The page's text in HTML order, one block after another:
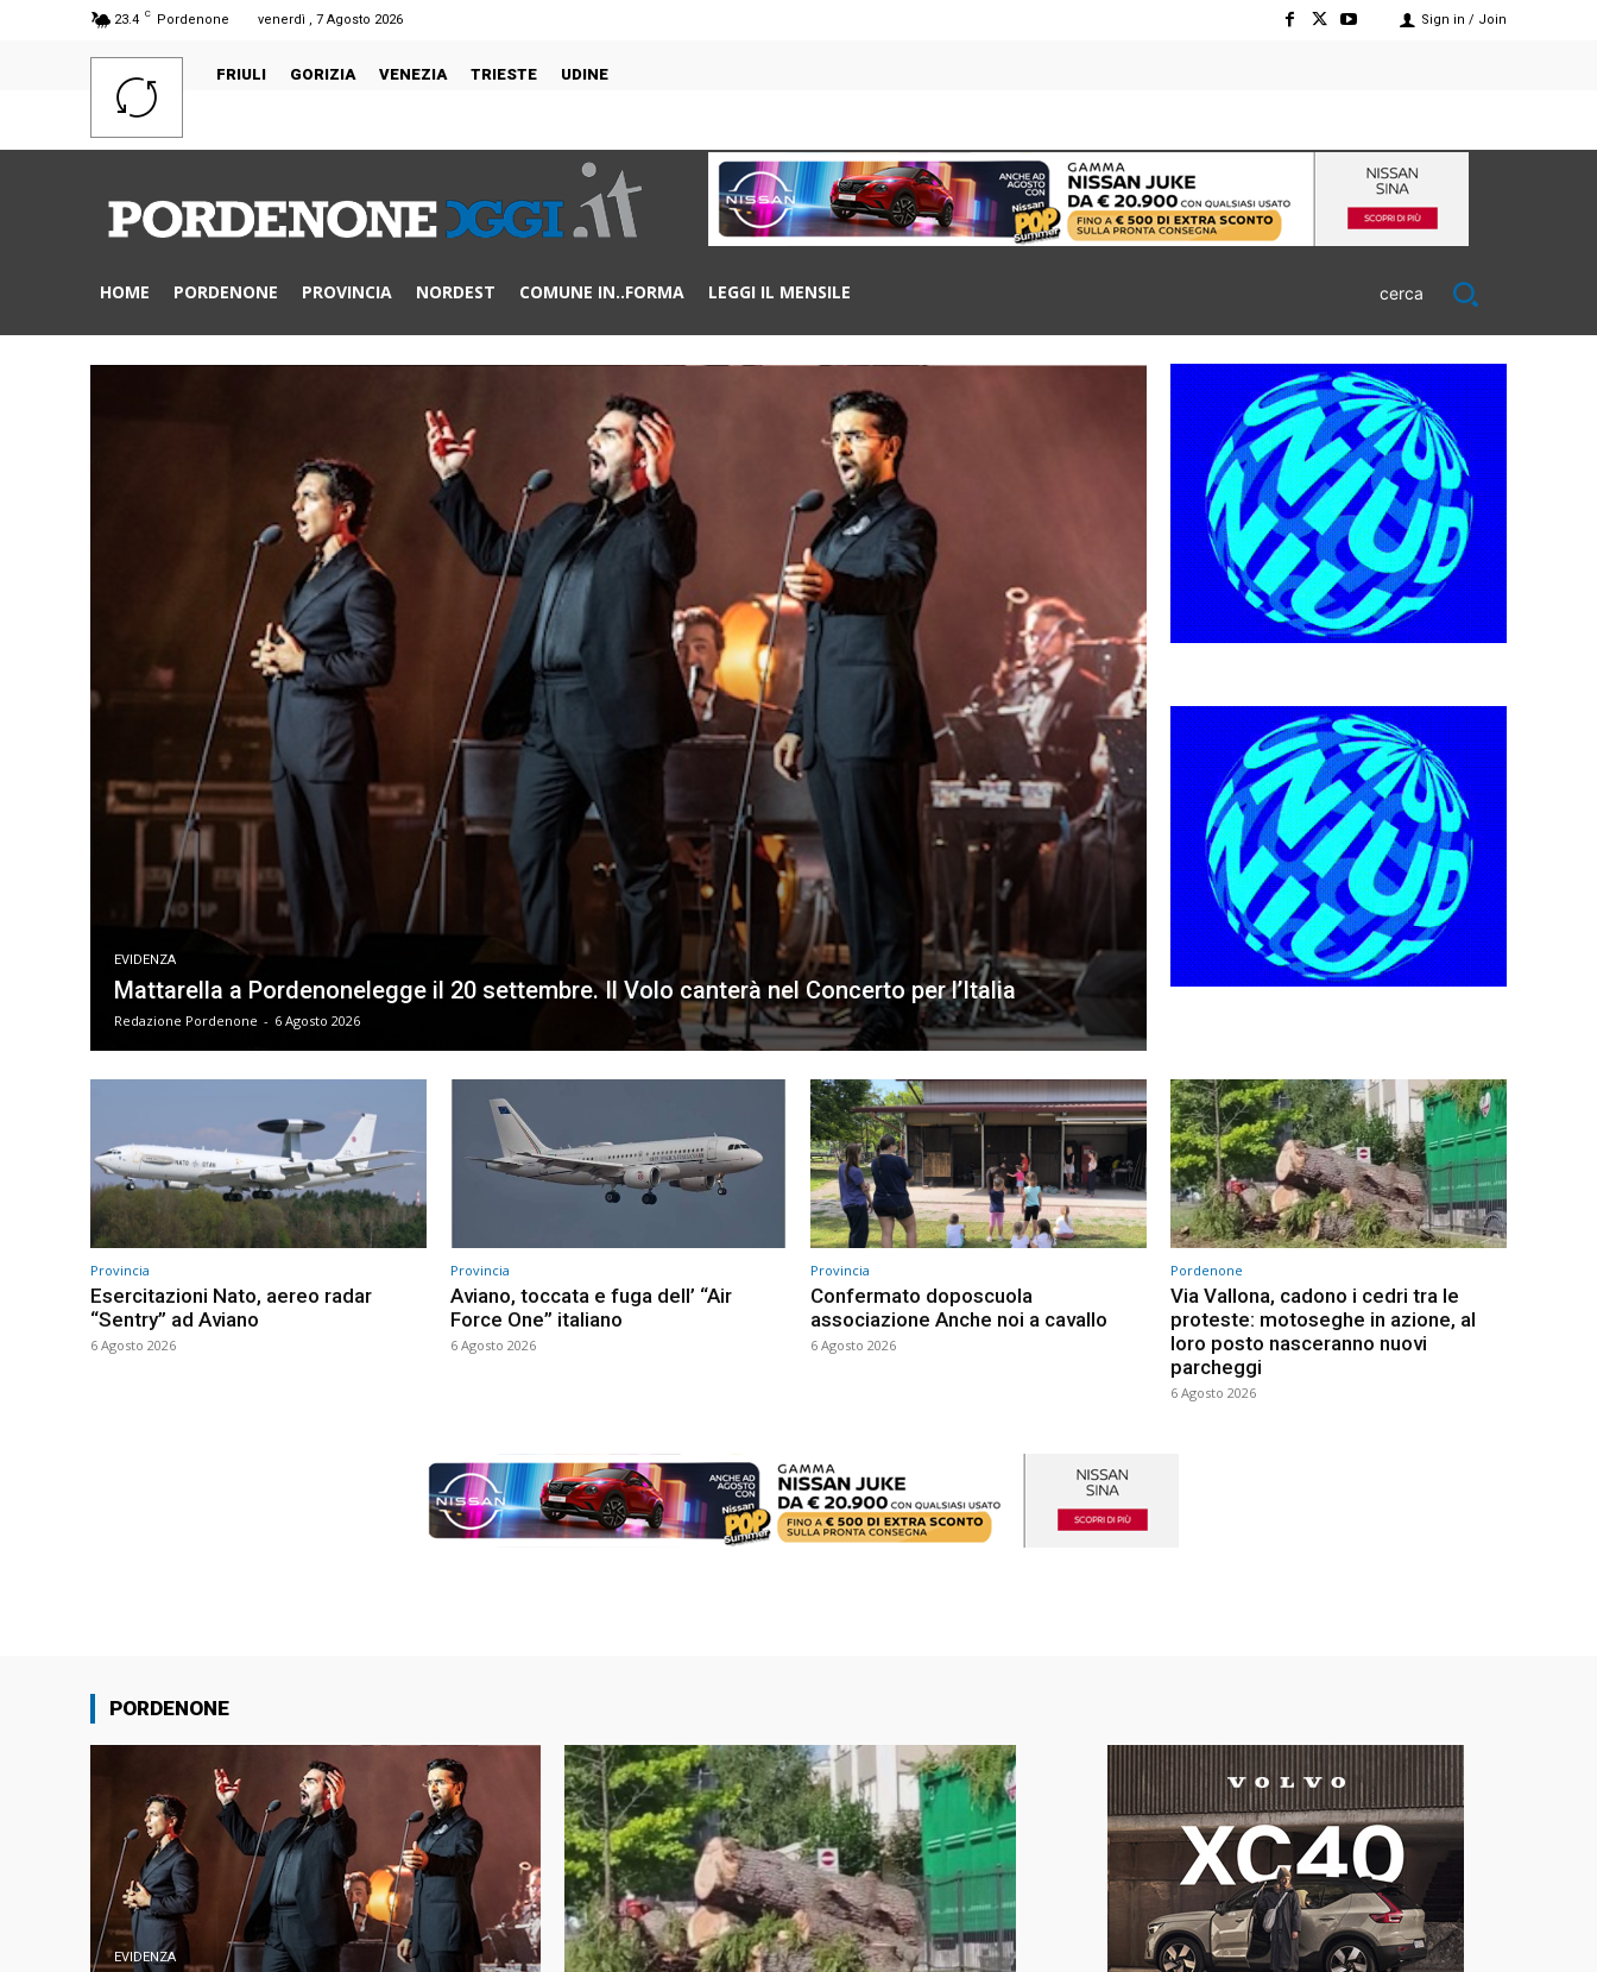
23.4 C Pordenone venerdì , 7 Agosto 2026 Sign in / Join
FRIULI GORIZIA VENEZIA TRIESTE UDINE
HOME PORDENONE PROVINCIA NORDEST COMUNE IN..FORMA LEGGI IL MENSILE cerca
EVIDENZA
Mattarella a Pordenonelegge il 20 settembre. Il Volo canterà nel Concerto per l’Italia
Redazione Pordenone - 6 Agosto 2026
Provincia
Esercitazioni Nato, aereo radar
“Sentry” ad Aviano
6 Agosto 2026
Provincia
Aviano, toccata e fuga dell’ “Air
Force One” italiano
6 Agosto 2026
Provincia
Confermato doposcuola
associazione Anche noi a cavallo
6 Agosto 2026
Pordenone
Via Vallona, cadono i cedri tra le
proteste: motoseghe in azione, al
loro posto nasceranno nuovi
parcheggi
6 Agosto 2026
PORDENONE
EVIDENZA